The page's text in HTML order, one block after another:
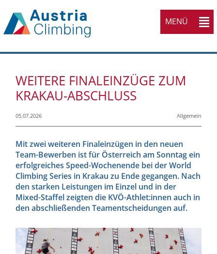
MENÜ
WEITERE FINALEINZÜGE ZUM
KRAKAU-ABSCHLUSS
05.07.2026 Allgemein
Mit zwei weiteren Finaleinzügen in den neuen
Team-Bewerben ist für Österreich am Sonntag ein
erfolgreiches Speed-Wochenende bei der World
Climbing Series in Krakau zu Ende gegangen. Nach
den starken Leistungen im Einzel und in der
Mixed-Staffel zeigten die KVÖ-Athlet:innen auch in
den abschließenden Teamentscheidungen auf.